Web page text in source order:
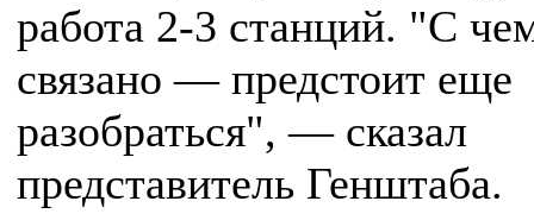
работа 2-3 станций. "С
связано — предстоит еще
разобраться", — сказал
представитель Генштаба.